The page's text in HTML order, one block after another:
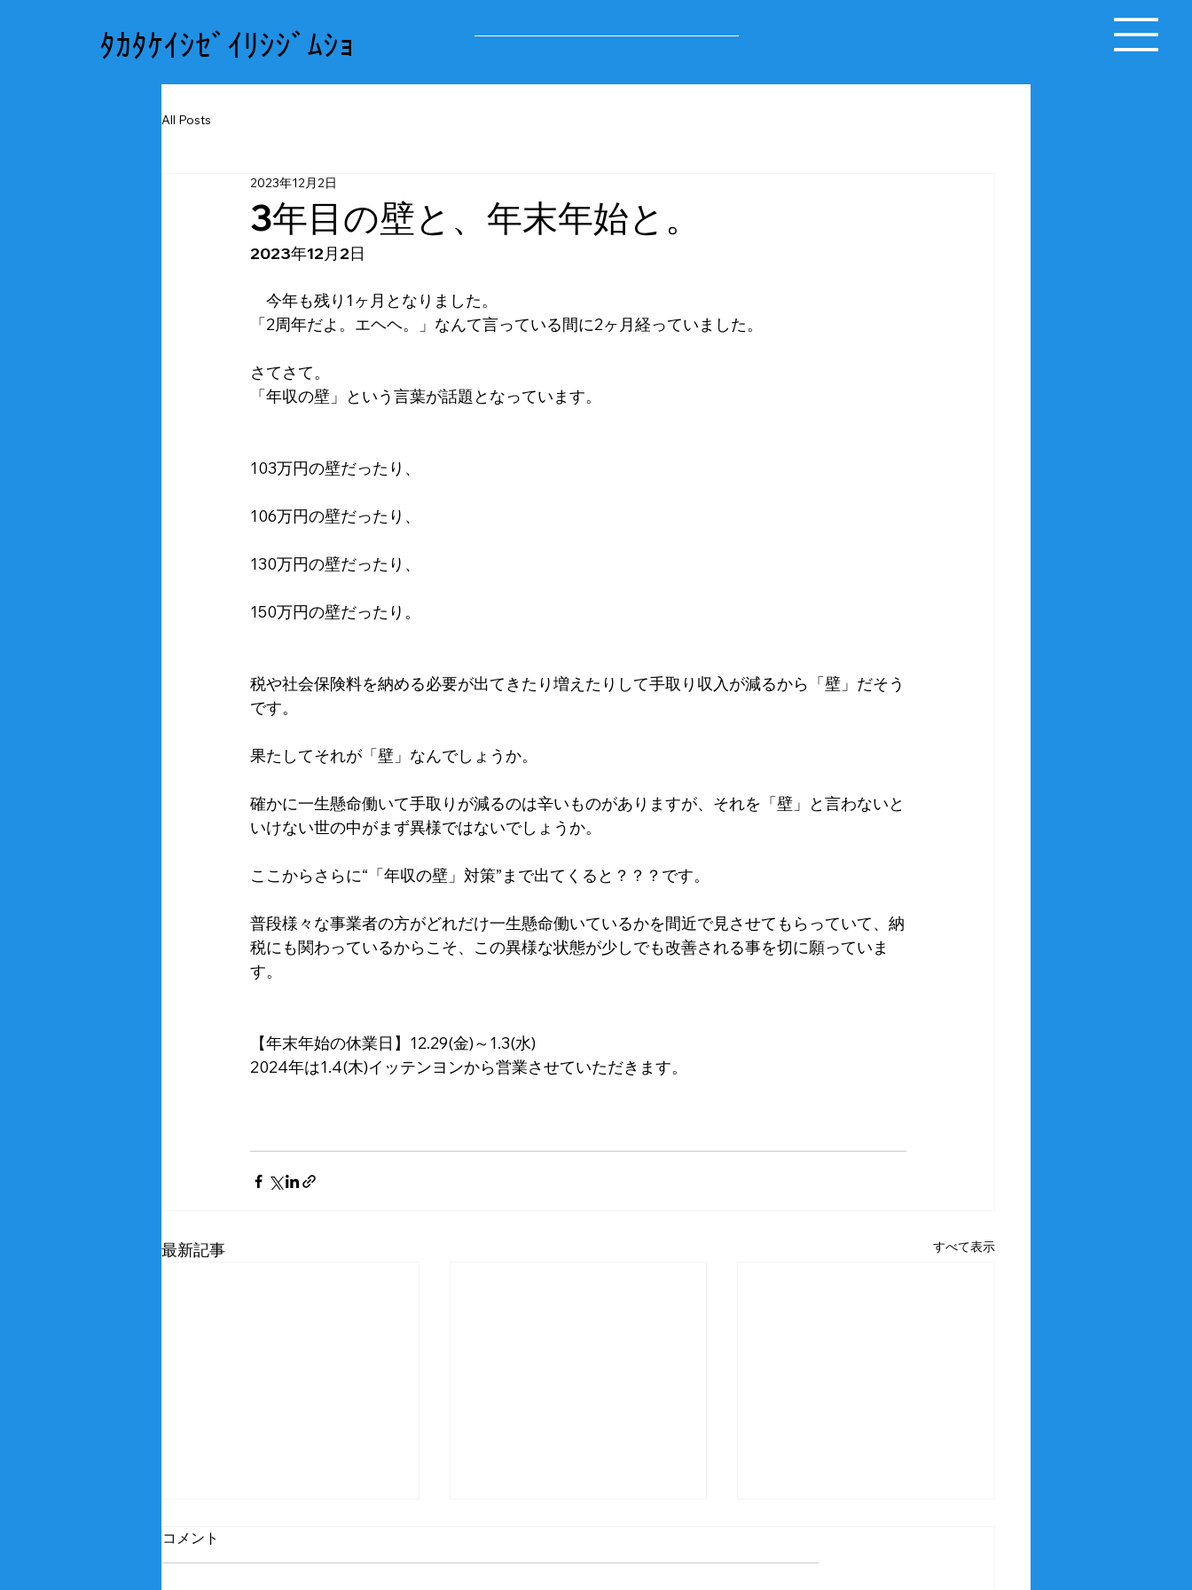
All Posts
3年目の壁と、年末年始と。
2023年12月2日
2023年12月2日
今年も残り1ヶ月となりました。
「2周年だよ。エヘヘ。」なんて言っている間に2ヶ月経っていました。
さてさて。
「年収の壁」という言葉が話題となっています。
103万円の壁だったり、
106万円の壁だったり、
130万円の壁だったり、
150万円の壁だったり。
税や社会保険料を納める必要が出てきたり増えたりして手取り収入が減るから「壁」だそう
です。
果たしてそれが「壁」なんでしょうか。
確かに一生懸命働いて手取りが減るのは辛いものがありますが、それを「壁」と言わないと
いけない世の中がまず異様ではないでしょうか。
ここからさらに“「年収の壁」対策”まで出てくると？？？です。
普段様々な事業者の方がどれだけ一生懸命働いているかを間近で見させてもらっていて、納
税にも関わっているからこそ、この異様な状態が少しでも改善される事を切に願っていま
す。
【年末年始の休業日】12.29(金)～1.3(水)
2024年は1.4(木)イッテンヨンから営業させていただきます。
最新記事 すべて表示
コメント
ﾀｶﾀｹｲｼｾﾞｲﾘｼｼﾞﾑｼｮ